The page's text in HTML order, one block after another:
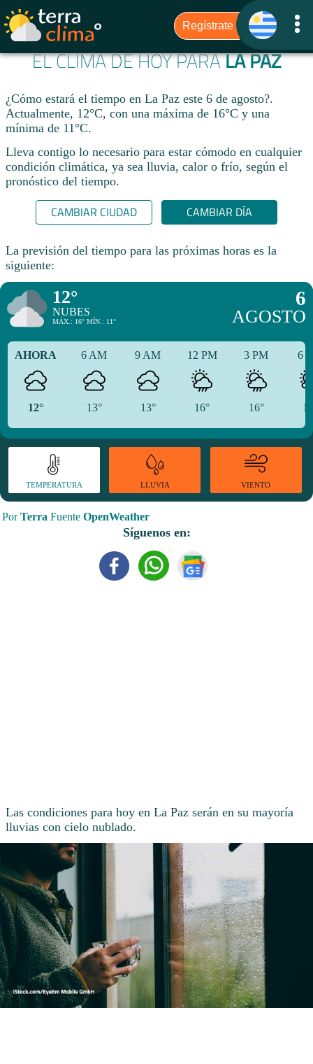
EL CLIMA DE HOY PARALA PAZ
¿Cómo estará el tiempo en La Paz este 6 de agosto?.
Actualmente, 12°C, con una máxima de 16°C y una
mínima de 11°C.
Lleva contigo lo necesario para estar cómodo en cualquier
condición climática, ya sea lluvia, calor o frío, según el
pronóstico del tiempo.
CAMBIAR CIUDAD CAMBIAR DÍA
La previsión del tiempo para las próximas horas es la
siguiente:
12°
NUBES
MÁX.: 16° MÍN.: 11°
6
AGOSTO
AHORA
12°
6 AM
13°
9 AM
13°
12 PM
16°
3 PM
16°
6
TEMPERATURA LLUVIA VIENTO
PorTerra Fuente OpenWeather
Síguenos en:
Las condiciones para hoy en La Paz serán en su mayoría
lluvias con cielo nublado.